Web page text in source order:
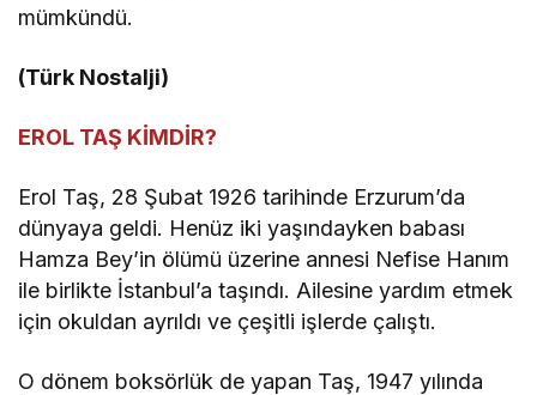
mümkündü.
(Türk Nostalji)
EROL TAŞ KİMDİR?
Erol Taş, 28 Şubat 1926 tarihinde Erzurum’da
dünyaya geldi. Henüz iki yaşındayken babası
Hamza Bey’in ölümü üzerine annesi Nefise Hanım
ile birlikte İstanbul’a taşındı. Ailesine yardım etmek
için okuldan ayrıldı ve çeşitli işlerde çalıştı.
O dönem boksörlük de yapan Taş, 1947 yılında